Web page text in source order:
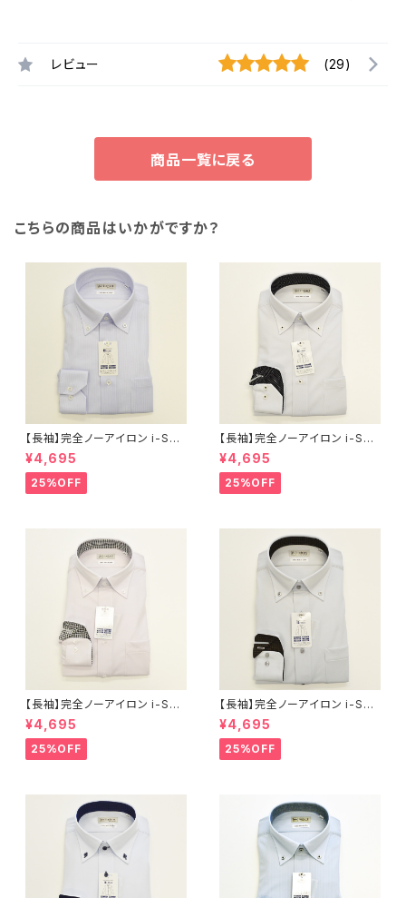
レビュー (29)
商品一覧に戻る
こちらの商品はいかがですか？
【長袖】完全ノーアイロン i-Shir
t｜ワイシャツ 形態安定 レギュ
ラーシルエット ボタンダウン ス
トライプ メンズ ビジネス khe2
¥4,695
25%OFF
【長袖】完全ノーアイロン i-Shir
t｜ワイシャツ 形態安定 レギュ
ラーシルエット ボタンダウン ド
ビー メンズ ビジネス khe2590
1-2bd L.グレー
¥4,695
25%OFF
【長袖】完全ノーアイロン i-Shir
t｜ワイシャツ 形態安定 レギュ
ラーシルエット ボタンダウン ド
ビー メンズ ビジネス dhw397
a-bd-91 ラベンダー
¥4,695
25%OFF
【長袖】完全ノーアイロン i-Shir
t｜ワイシャツ 形態安定 レギュ
ラーシルエット ボタンダウン ド
ビー メンズ ビジネス dhw397
a-bd-12 L.グレー
¥4,695
25%OFF